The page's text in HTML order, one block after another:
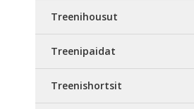
Treenihousut
Treenipaidat
Treenishortsit